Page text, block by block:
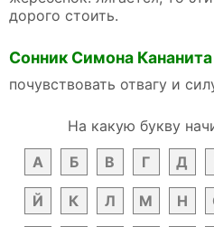
дорого стоить.
Сонник Симона Кананита
почувствовать отвагу и
На какую букву
А
Б В Г Д
Й К Л М Н